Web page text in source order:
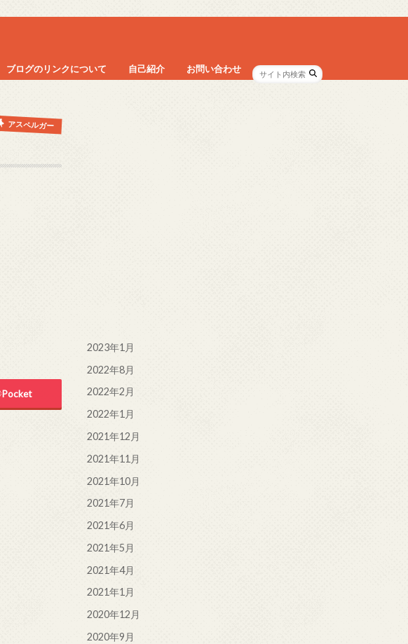
ブログのリンクについて 自己紹介 お問い合わせ
アスペルガー
Pocket
2023年1月
2022年8月
2022年2月
2022年1月
2021年12月
2021年11月
2021年10月
2021年7月
2021年6月
2021年5月
2021年4月
2021年1月
2020年12月
2020年9月